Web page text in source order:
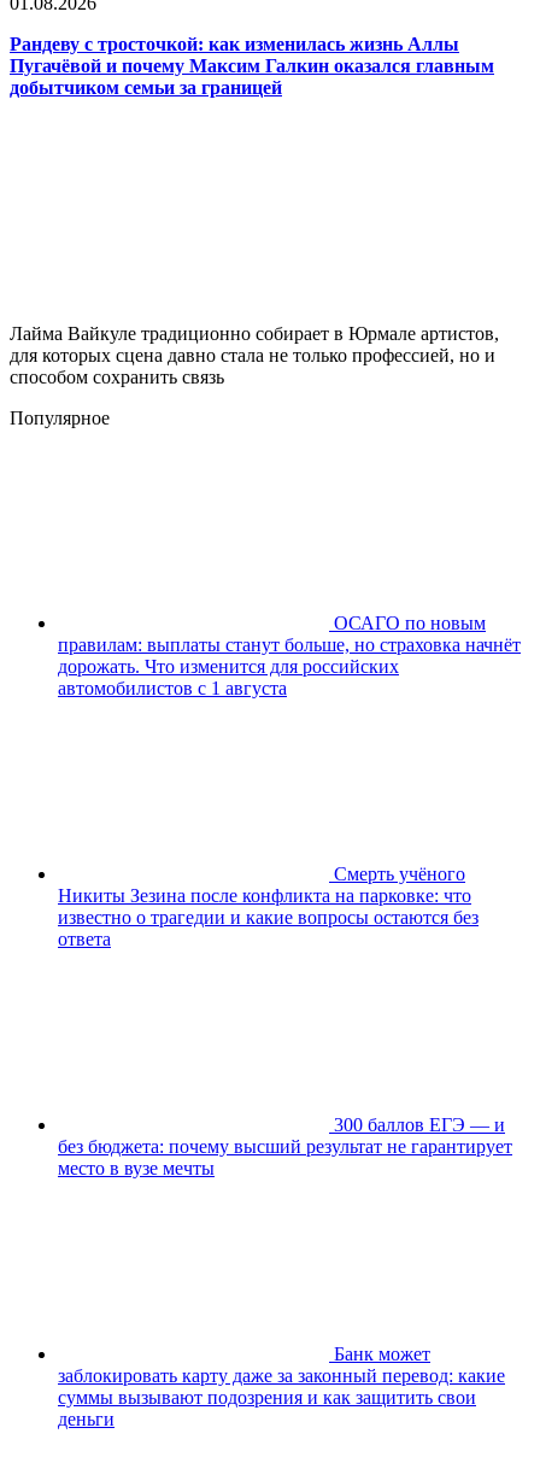
Рандеву с тросточкой: как изменилась жизнь Аллы
Пугачёвой и почему Максим Галкин оказался главным
добытчиком семьи за границей
Лайма Вайкуле традиционно собирает в Юрмале артистов,
для которых сцена давно стала не только профессией, но и
способом сохранить связь
Популярное
ОСАГО по новым
правилам: выплаты станут больше, но страховка начнёт
дорожать. Что изменится для российских
автомобилистов с 1 августа
Смерть учёного
Никиты Зезина после конфликта на парковке: что
известно о трагедии и какие вопросы остаются без
ответа
300 баллов ЕГЭ — и
без бюджета: почему высший результат не гарантирует
место в вузе мечты
Банк может
заблокировать карту даже за законный перевод: какие
суммы вызывают подозрения и как защитить свои
деньги